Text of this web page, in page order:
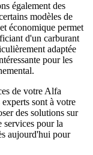
également des
modèles de
économique permet
d'un carburant
adaptée
pour les
de votre Alfa
sont à votre
des solutions sur
services pour la
aujourd'hui pour